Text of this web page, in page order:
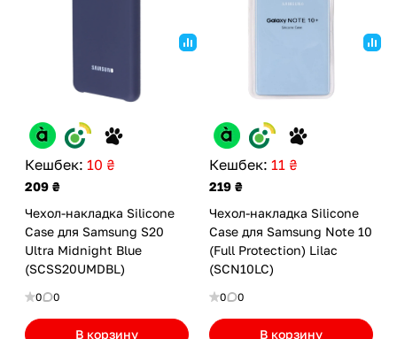
Кешбек: 10 ₴
209 ₴
Чехол-накладка Silicone
Case для Samsung S20
Ultra Midnight Blue
(SCSS20UMDBL)
0 0
В корзину
Кешбек: 11 ₴
219 ₴
Чехол-накладка Silicone
Case для Samsung Note 10
(Full Protection) Lilac
(SCN10LC)
0 0
В корзину